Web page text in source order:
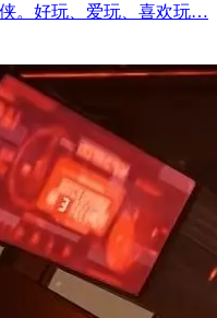
。好玩、爱玩、喜欢玩…